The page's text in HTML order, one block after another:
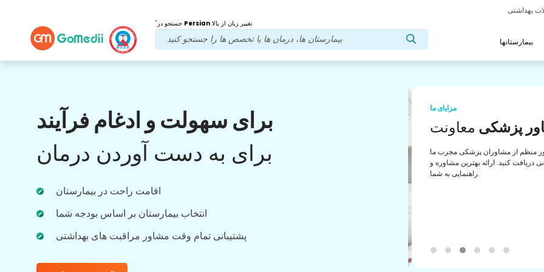
* Persian تغییر زبان از بالا
بیمارستانها
برای سهولت و ادغام فرآیند
برای به دست آوردن درمان
اقامت راحت در بیمارستان
انتخاب بیمارستان بر اساس بودجه شما
پشتیبانی تمام وقت مشاور مراقبت های بهداشتی
مزایای ما
بعد از درمان پیگیری
مراقبت
کنید. به روز رسانی منظم در مورد نیازهای درمانی
مزایای ما
پزشکیمعاونت
منظم از مشاوران پزشکی مجرب ما
دریافت کنید. ارائه بهترین مشاوره و